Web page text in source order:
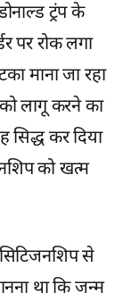
ट्रंप के
पर रोक लगा
माना जा रहा
लागू करने का
सिद्ध कर दिया
को खत्म
से
था कि जन्म